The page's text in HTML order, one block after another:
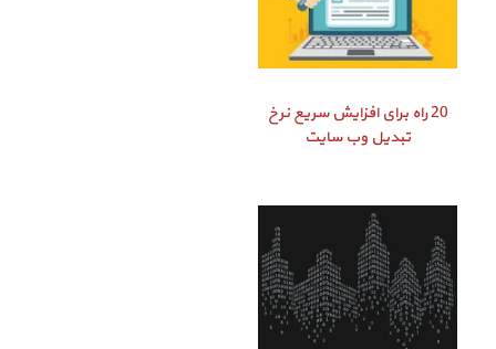
20 راه برای افزایش سریع نرخ
تبدیل وب سایت